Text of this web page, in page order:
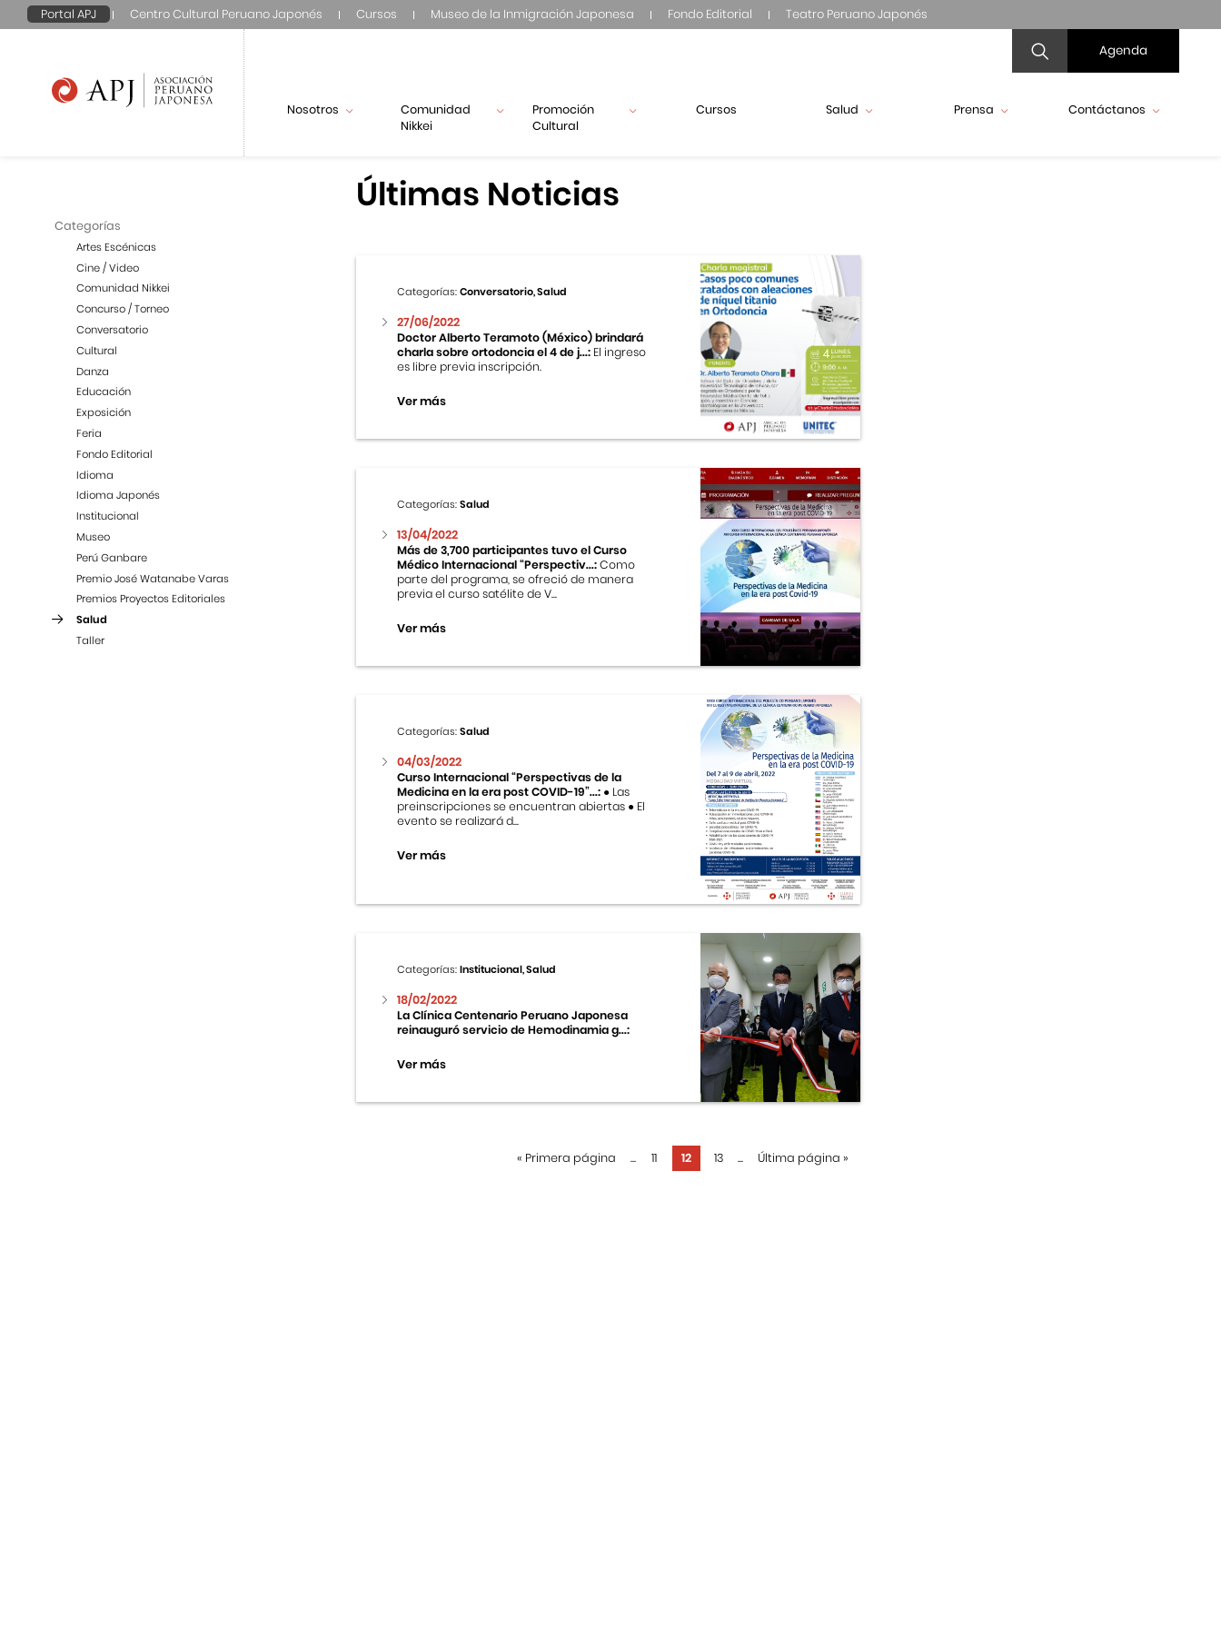
Portal APJ Centro Cultural Peruano Japonés Cursos Museo de la Inmigración Japonesa Fondo Editorial Teatro Peruano Japonés
Agenda
Nosotros
Comunidad
Nikkei
Promoción
Cultural
Cursos Salud Prensa Contáctanos
Categorías
Artes Escénicas
Cine / Video
Comunidad Nikkei
Concurso / Torneo
Conversatorio
Cultural
Danza
Educación
Exposición
Feria
Fondo Editorial
Idioma
Idioma Japonés
Institucional
Museo
Perú Ganbare
Premio José Watanabe Varas
Premios Proyectos Editoriales
Salud
Taller
Últimas Noticias
Categorías:Conversatorio, Salud
27/06/2022
Doctor Alberto Teramoto (México) brindará
charla sobre ortodoncia el 4 de j...: El ingreso
es libre previa inscripción.
Ver más
Categorías:Salud
13/04/2022
Más de 3,700 participantes tuvo el Curso
Médico Internacional “Perspectiv...:Como
parte del programa, se ofreció de manera
previa el curso satélite de V...
Ver más
Categorías:Salud
04/03/2022
Curso Internacional “Perspectivas de la
Medicina en la era post COVID-19”...: ● Las
preinscripciones se encuentran abiertas ● El
evento se realizará d...
Ver más
Categorías:Institucional, Salud
18/02/2022
La Clínica Centenario Peruano Japonesa
reinauguró servicio de Hemodinamia g...:
Ver más
« Primera página ... 11 12 13 ... Última página »